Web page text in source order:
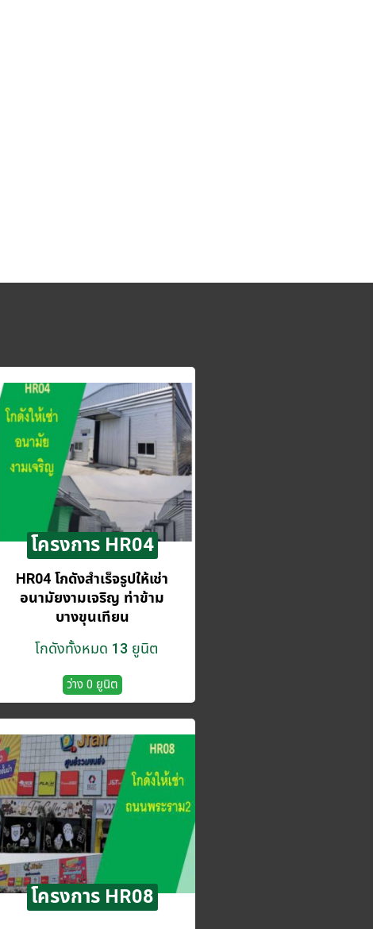
โครงการ HR04
HR04 โกดังสำเร็จรูปให้เช่า
อนามัยงามเจริญ ท่าข้าม
บางขุนเทียน
โกดังทั้งหมด 13 ยูนิต
ว่าง 0 ยูนิต
โครงการ HR08